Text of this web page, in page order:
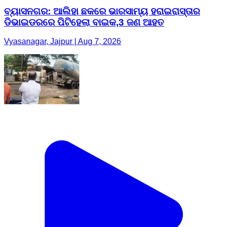
ବ୍ୟାସନଗର: ଆଲିହା ଛକରେ ଭାରସାମ୍ୟ ହରାଇରାସ୍ତାର
ଡିଭାଇଡରରେ ପିଟିହେଲା ବାଇକ,3 ଜଣ ଆହତ
Vyasanagar, Jajpur | Aug 7, 2026